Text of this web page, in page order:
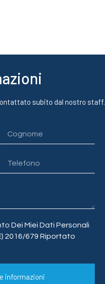
subito dal nostro staff.
Dei Miei Dati Personali
2016/679 Riportato
informazioni